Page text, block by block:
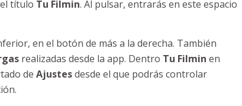
título Tu Filmin. Al pulsar, entrarás en este espacio
en el botón de más a la derecha. También
realizadas desde la app. Dentro Tu Filmin en
de Ajustesdesde el que podrás controlar